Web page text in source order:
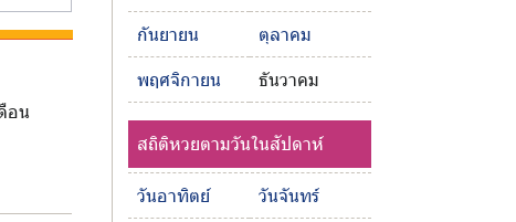
อน
กันยายน
ตุลาคม
พฤศจิกายน
ธันวาคม
สถิติหวยตามวันในสัปดาห์
วันอาทิตย์
วันจันทร์